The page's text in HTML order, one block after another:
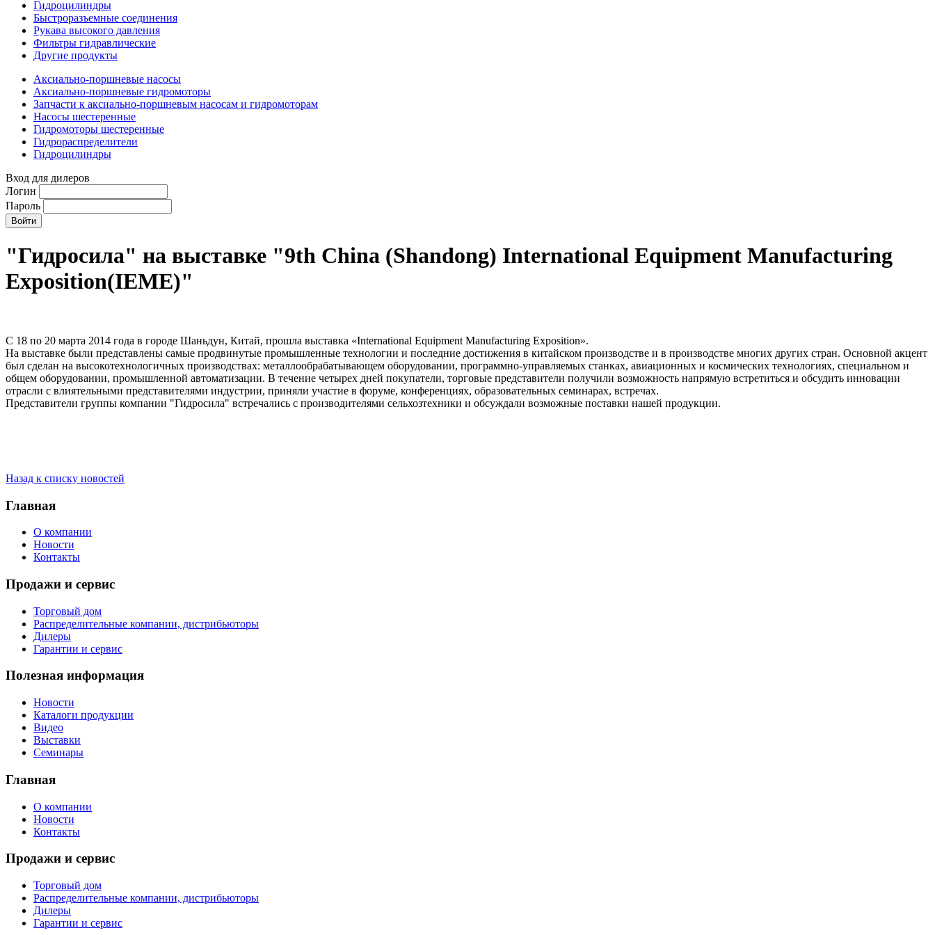
Гидроцилиндры
Быстроразъемные соединения
Рукава высокого давления
Фильтры гидравлические
Другие продукты
Аксиально-поршневые насосы
Аксиально-поршневые гидромоторы
Запчасти к аксиально-поршневым насосам и гидромоторам
Насосы шестеренные
Гидромоторы шестеренные
Гидрораспределители
Гидроцилиндры
Вход для дилеров
Логин
Пароль
"Гидросила" на выставке "9th China (Shandong) International Equipment Manufacturing
Exposition(IEME)"
С 18 по 20 марта 2014 года в городе Шаньдун, Китай, прошла выставка «International Equipment Manufacturing Exposition».
На выставке были представлены самые продвинутые промышленные технологии и последние достижения в китайском производстве и в производстве многих других стран. Основной акцент
был сделан на высокотехнологичных производствах: металлообрабатывающем оборудовании, программно-управляемых станках, авиационных и космических технологиях, специальном и
общем оборудовании, промышленной автоматизации. В течение четырех дней покупатели, торговые представители получили возможность напрямую встретиться и обсудить инновации
отрасли с влиятельными представителями индустрии, приняли участие в форуме, конференциях, образовательных семинарах, встречах.
Представители группы компании "Гидросила" встречались с производителями сельхозтехники и обсуждали возможные поставки нашей продукции.
Назад к списку новостей
Главная
О компании
Новости
Контакты
Продажи и сервис
Торговый дом
Распределительные компании, дистрибьюторы
Дилеры
Гарантии и сервис
Полезная информация
Новости
Каталоги продукции
Видео
Выставки
Семинары
Главная
О компании
Новости
Контакты
Продажи и сервис
Торговый дом
Распределительные компании, дистрибьюторы
Дилеры
Гарантии и сервис